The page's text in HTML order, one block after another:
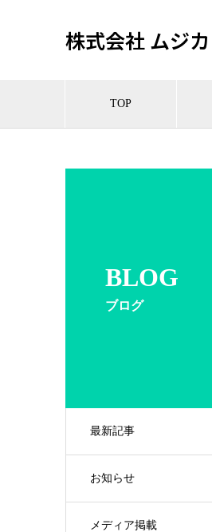
株式会社 ムジ
TOP
BLOG
ブログ
最新記事
お知らせ
メディア掲載